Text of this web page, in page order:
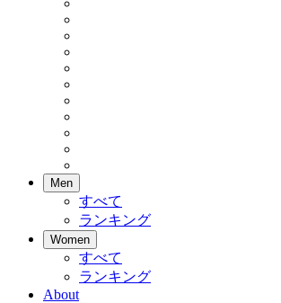
Men
すべて
ランキング
Women
すべて
ランキング
About